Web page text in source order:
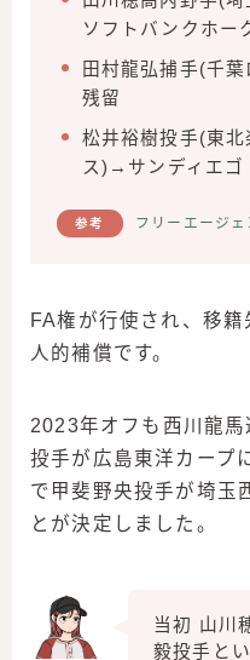
ソフトバンクホー
田村龍弘捕手(千
残留
松井裕樹投手(東
ス)→サンディエゴ
参考 フリーエージ
FA権が行使され、移
人的補償です。
2023年オフも西川龍
投手が広島東洋カープ
で甲斐野央投手が埼玉
とが決定しました。
当初 山川
毅投手と